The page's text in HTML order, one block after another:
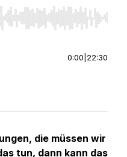
Home/End to jump to
0:00 22:30
die müssen wir
tun, dann kann das